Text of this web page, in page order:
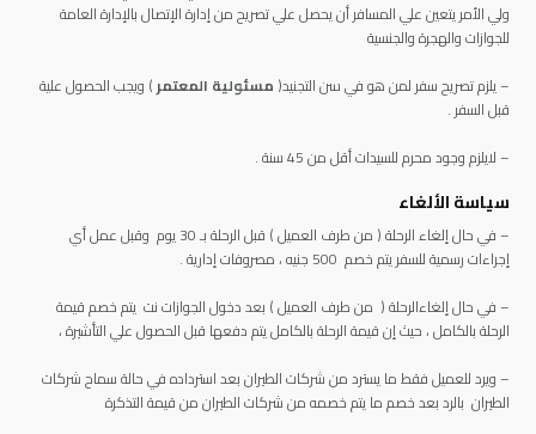
ولي الأمر يتعين علي المسافر أن يحصل علي تصريح من إدارة الإتصال بالإدارة العامة
للجوازات والهجرة والجنسية
– يلزم تصريح سفر لمن هو في سن التجنيد( مسئولية المعتمر) ويجب الحصول علية
قبل السفر .
– لايلزم وجود محرم للسيدات أقل من 45 سنة .
سياسة الألغاء
– في حال إلغاء الرحلة ( من طرف العميل ) قبل الرحلة بـ 30 يوم وقبل عمل أي
إجراءات رسمية للسفر يتم خصم 500 جنيه ، مصروفات إدارية .
– في حال إلغاءالرحلة ( من طرف العميل ) بعد دخول الجوازات نت يتم خصم قيمة
الرحلة بالكامل ، حيث إن قيمة الرحلة بالكامل يتم دفعها قبل الحصول علي التأشيرة ،
– ويرد للعميل فقط ما يسترد من شركات الطيران بعد استرداده في حالة سماح شركات
الطيران بالرد بعد خصم ما يتم خصمه من شركات الطيران من قيمة التذكرة